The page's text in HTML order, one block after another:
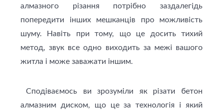
алмазного різання потрібно заздалегідь
попередити інших мешканців про можливість
шуму. Навіть при тому, що це досить тихий
метод, звук все одно виходить за межі вашого
житла і може заважати іншим.
Сподіваємось ви зрозуміли як різати бетон
алмазним диском, що це за технологія і який